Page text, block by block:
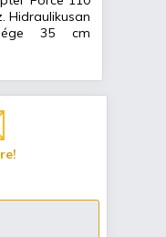
Hidraulikusan
35 cm